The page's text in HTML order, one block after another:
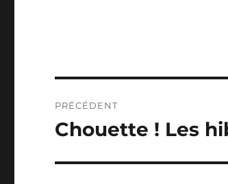
de
PRÉCÉDENT
Publication
Chouette ! Les